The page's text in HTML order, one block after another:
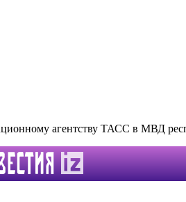
агентству ТАСС в МВД